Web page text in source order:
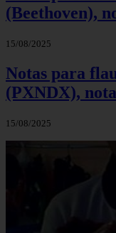
(Beethoven),
15/08/2025
Notas para
(PXNDX),
15/08/2025